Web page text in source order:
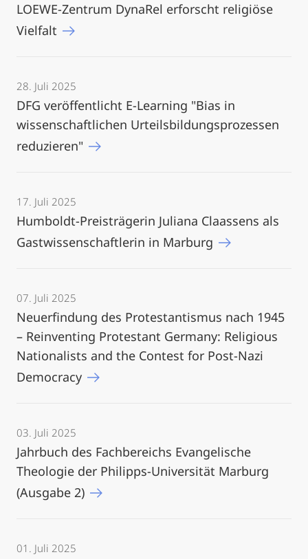
LOEWE-Zentrum DynaRel erforscht religiöse
Vielfalt
28. Juli 2025
DFG veröffentlicht E-Learning "Bias in
wissenschaftlichen Urteilsbildungsprozessen
reduzieren"
17. Juli 2025
Humboldt-Preisträgerin Juliana Claassens als
Gastwissenschaftlerin in Marburg
07. Juli 2025
Neuerfindung des Protestantismus nach 1945
– Reinventing Protestant Germany: Religious
Nationalists and the Contest for Post-Nazi
Democracy
03. Juli 2025
Jahrbuch des Fachbereichs Evangelische
Theologie der Philipps-Universität Marburg
(Ausgabe 2)
01. Juli 2025